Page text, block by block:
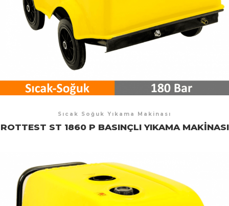
Sıcak Soğuk Yıkama Makinası
ROTTEST ST 1860 P BASINÇLI YIKAMA MAKINASI